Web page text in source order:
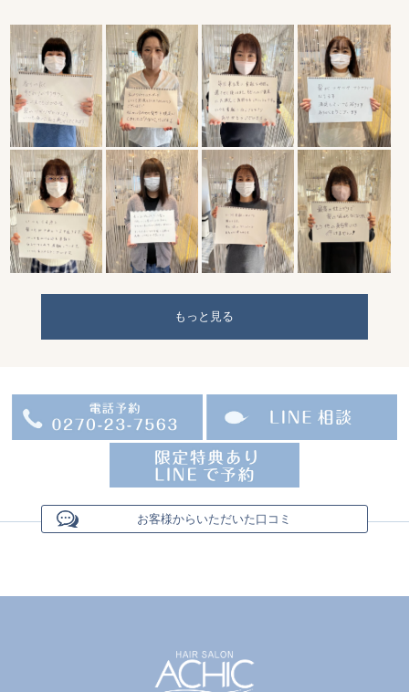
もっと見る
お客様からいただいた口コミ